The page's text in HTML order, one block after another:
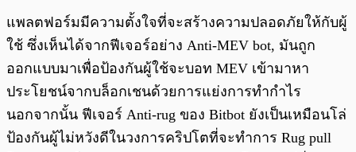
แพลตฟอร์มมีความตั้งใจที่จะสร้างความปลอดภัยให้กับผู้
ใช้ ซึ่งเห็นได้จากฟีเจอร์อย่าง Anti-MEV bot, มันถูก
ออกแบบมาเพื่อป้องกันผู้ใช้จะบอท MEV เข้ามาหา
ประโยชน์จากบล็อกเชนด้วยการแย่งการทำกำไร
นอกจากนั้น ฟีเจอร์ Anti-rug ของ Bitbot ยังเป็นเหมือนโล่
ป้องกันผู้ไม่หวังดีในวงการคริปโตที่จะทำการ Rug pull